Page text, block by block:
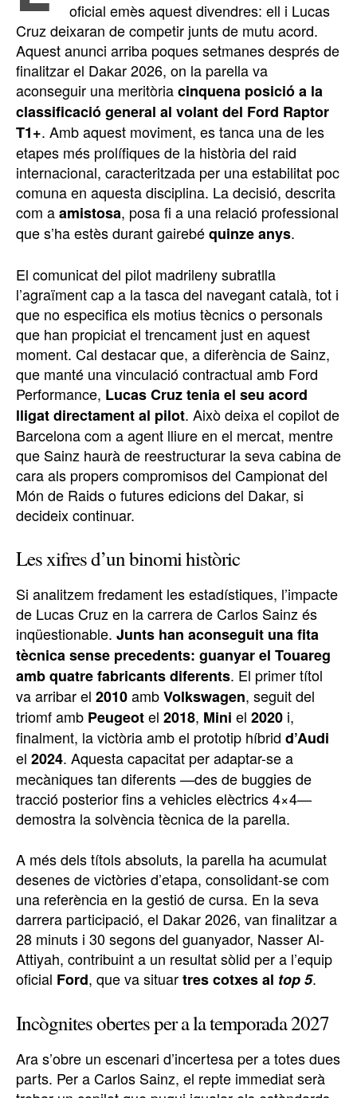
oficial emès aquest divendres: ell i Lucas
Cruz deixaran de competir junts de mutu acord.
Aquest anunci arriba poques setmanes després de
finalitzar el Dakar 2026, on la parella va
aconseguir una meritòriacinquena posició a la
classificació general al volant del Ford Raptor
T1+. Amb aquest moviment, es tanca una de les
etapes més prolífiques de la història del raid
internacional, caracteritzada per una estabilitat poc
comuna en aquesta disciplina. La decisió, descrita
com aamistosa, posa fi a una relació professional
que s’ha estès durant gairebéquinze anys.
El comunicat del pilot madrileny subratlla
l’agraïment cap a la tasca del navegant català, tot i
que no especifica els motius tècnics o personals
que han propiciat el trencament just en aquest
moment. Cal destacar que, a diferència de Sainz,
que manté una vinculació contractual amb Ford
Performance, Lucas Cruz tenia el seu acord
lligat directament al pilot. Això deixa el copilot de
Barcelona com a agent lliure en el mercat, mentre
que Sainz haurà de reestructurar la seva cabina de
cara als propers compromisos del Campionat del
Món de Raids o futures edicions del Dakar, si
decideix continuar.
Les xifres d’un binomi històric
Si analitzem fredament les estadístiques, l’impacte
de Lucas Cruz en la carrera de Carlos Sainz és
inqüestionable. Junts han aconseguit una fita
tècnica sense precedents: guanyar el Touareg
amb quatre fabricants diferents. El primer títol
va arribar el 2010ambVolkswagen, seguit del
triomf amb Peugeotel 2018, Mini el 2020 i,
finalment, la victòria amb el prototip híbrid d’Audi
el 2024. Aquesta capacitat per adaptar-se a
mecàniques tan diferents —des de buggies de
tracció posterior fins a vehicles elèctrics 4×4—
demostra la solvència tècnica de la parella.
A més dels títols absoluts, la parella ha acumulat
desenes de victòries d’etapa, consolidant-se com
una referència en la gestió de cursa. En la seva
darrera participació, el Dakar 2026, van finalitzar a
28 minuts i 30 segons del guanyador, Nasser Al-
Attiyah, contribuint a un resultat sòlid per a l’equip
oficial Ford, que va situartres cotxes al top 5.
Incògnites obertes per a la temporada 2027
Ara s’obre un escenari d’incertesa per a totes dues
parts. Per a Carlos Sainz, el repte immediat serà